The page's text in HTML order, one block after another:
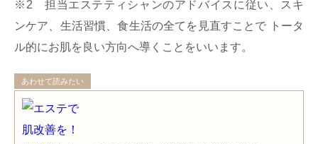
※2 担当エステティシャンのアドバイスに従い、スキ
ンケア、生活習慣、食生活の全てを見直すことで トータ
ル的にお肌を良い方向へ導くことをいいます。
あわせて読みたい